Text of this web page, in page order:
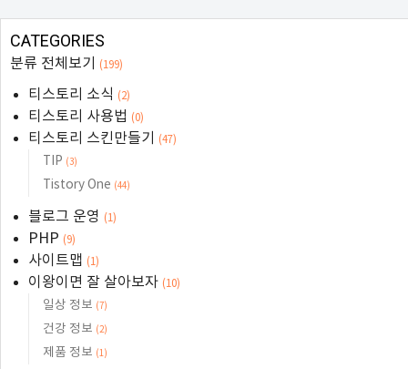
CATEGORIES
분류 전체보기 (199)
티스토리 소식 (2)
티스토리 사용법 (0)
티스토리 스킨만들기 (47)
TIP (3)
Tistory One (44)
블로그 운영 (1)
PHP (9)
사이트맵 (1)
이왕이면 잘 살아보자 (10)
일상 정보 (7)
건강 정보 (2)
제품 정보 (1)